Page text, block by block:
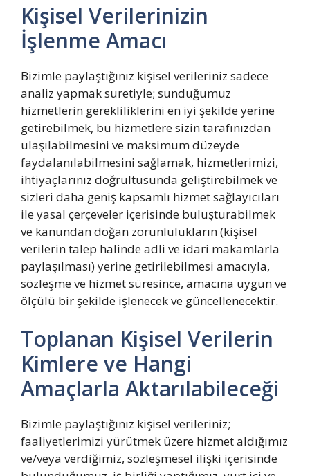
Kişisel Verilerinizin
İşlenme Amacı
Bizimle paylaştığınız kişisel verileriniz sadece
analiz yapmak suretiyle; sunduğumuz
hizmetlerin gerekliliklerini en iyi şekilde yerine
getirebilmek, bu hizmetlere sizin tarafınızdan
ulaşılabilmesini ve maksimum düzeyde
faydalanılabilmesini sağlamak, hizmetlerimizi,
ihtiyaçlarınız doğrultusunda geliştirebilmek ve
sizleri daha geniş kapsamlı hizmet sağlayıcıları
ile yasal çerçeveler içerisinde buluşturabilmek
ve kanundan doğan zorunlulukların (kişisel
verilerin talep halinde adli ve idari makamlarla
paylaşılması) yerine getirilebilmesi amacıyla,
sözleşme ve hizmet süresince, amacına uygun ve
ölçülü bir şekilde işlenecek ve güncellenecektir.
Toplanan Kişisel Verilerin
Kimlere ve Hangi
Amaçlarla Aktarılabileceği
Bizimle paylaştığınız kişisel verileriniz;
faaliyetlerimizi yürütmek üzere hizmet aldığımız
ve/veya verdiğimiz, sözleşmesel ilişki içerisinde